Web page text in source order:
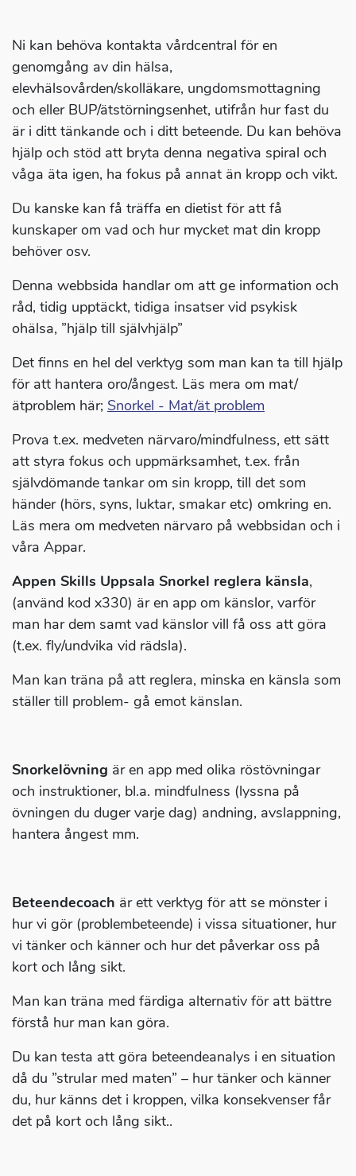
Ni kan behöva kontakta vårdcentral för en
genomgång av din hälsa,
elevhälsovården/skolläkare, ungdomsmottagning
och eller BUP/ätstörningsenhet, utifrån hur fast du
är i ditt tänkande och i ditt beteende. Du kan behöva
hjälp och stöd att bryta denna negativa spiral och
våga äta igen, ha fokus på annat än kropp och vikt.
Du kanske kan få träffa en dietist för att få
kunskaper om vad och hur mycket mat din kropp
behöver osv.
Denna webbsida handlar om att ge information och
råd, tidig upptäckt, tidiga insatser vid psykisk
ohälsa, ”hjälp till självhjälp”
Det finns en hel del verktyg som man kan ta till hjälp
för att hantera oro/ångest. Läs mera om mat/
ätproblem här; Snorkel - Mat/ät problem
Prova t.ex. medveten närvaro/mindfulness, ett sätt
att styra fokus och uppmärksamhet, t.ex. från
självdömande tankar om sin kropp, till det som
händer (hörs, syns, luktar, smakar etc) omkring en.
Läs mera om medveten närvaro på webbsidan och i
våra Appar.
Appen Skills Uppsala Snorkel reglera känsla,
(använd kod x330) är en app om känslor, varför
man har dem samt vad känslor vill få oss att göra
(t.ex. fly/undvika vid rädsla).
Man kan träna på att reglera, minska en känsla som
ställer till problem- gå emot känslan.
Snorkelövning är en app med olika röstövningar
och instruktioner, bl.a. mindfulness (lyssna på
övningen du duger varje dag) andning, avslappning,
hantera ångest mm.
Beteendecoach är ett verktyg för att se mönster i
hur vi gör (problembeteende) i vissa situationer, hur
vi tänker och känner och hur det påverkar oss på
kort och lång sikt.
Man kan träna med färdiga alternativ för att bättre
förstå hur man kan göra.
Du kan testa att göra beteendeanalys i en situation
då du ”strular med maten” – hur tänker och känner
du, hur känns det i kroppen, vilka konsekvenser får
det på kort och lång sikt..